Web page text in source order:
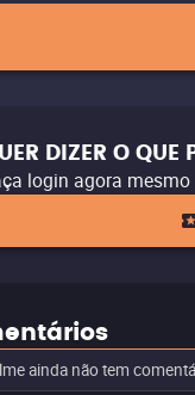
DIZER O QUE
login agora
ainda não tem